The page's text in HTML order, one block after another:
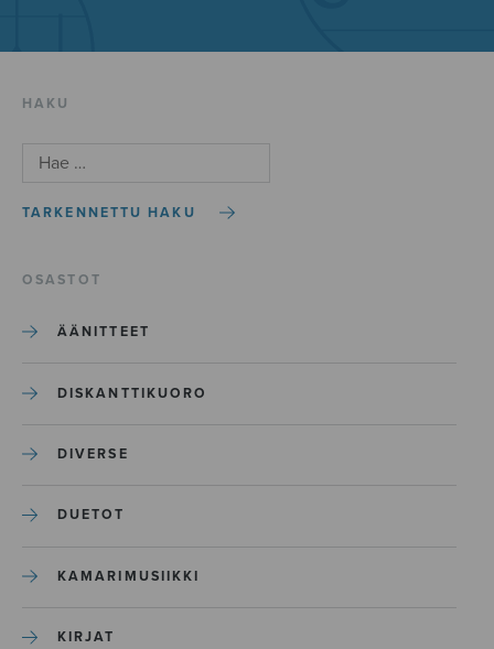
HAKU
TARKENNETTU HAKU
OSASTOT
ÄÄNITTEET
DISKANTTIKUORO
DIVERSE
DUETOT
KAMARIMUSIIKKI
KIRJAT